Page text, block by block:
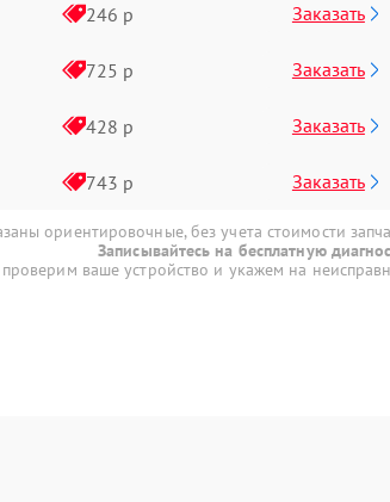
246 р Заказать
725 р Заказать
428 р Заказать
743 р Заказать
ориентировочные, без учета стоимости
Записывайтесь на бесплатную
ваше устройство и укажем на